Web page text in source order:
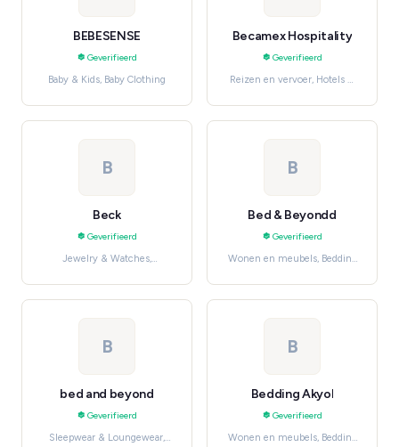
BEBESENSE
Geverifieerd
Baby & Kids, Baby Clothing
Becamex Hospitality
Geverifieerd
Reizen en vervoer, Hotels &
B
Beck
Geverifieerd
Jewelry & Watches,
B
Bed & Beyondd
Geverifieerd
Wonen en meubels, Bedding
B
bed and beyond
Geverifieerd
Sleepwear & Loungewear,
B
Bedding Akyol
Geverifieerd
Wonen en meubels, Bedding